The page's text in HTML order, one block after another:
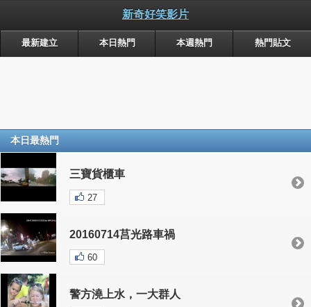
新奇好笑影片
最新建立 本日熱門 本週熱門 熱門貼文
本日最熱門
三寶貨櫃車
27
20160714莒光路車禍
60
警方澆上水，一大群人